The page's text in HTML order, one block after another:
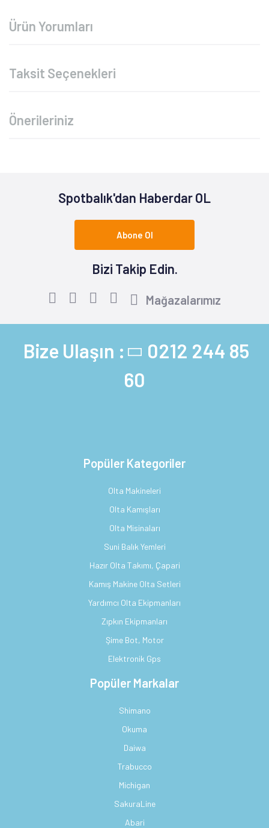
Ürün Yorumları
Taksit Seçenekleri
Önerileriniz
Spotbalık'dan Haberdar OL
Abone Ol
Bizi Takip Edin.
Mağazalarımız
Bize Ulaşın : 0212 244 85
60
Popüler Kategoriler
Olta Makineleri
Olta Kamışları
Olta Misinaları
Suni Balık Yemleri
Hazır Olta Takımı, Çapari
Kamış Makine Olta Setleri
Yardımcı Olta Ekipmanları
Zıpkın Ekipmanları
Şime Bot, Motor
Elektronik Gps
Popüler Markalar
Shimano
Okuma
Daiwa
Trabucco
Michigan
SakuraLine
Abari